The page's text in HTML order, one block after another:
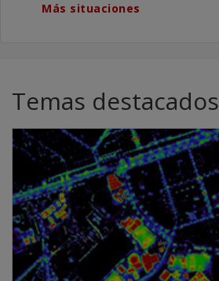
Más situaciones
Temas destacados